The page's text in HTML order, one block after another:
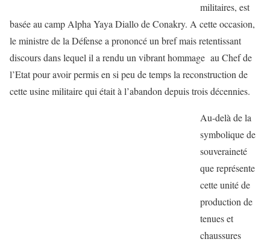
militaires, est
basée au camp Alpha Yaya Diallo de Conakry. A cette occasion,
le ministre de la Défense a prononcé un bref mais retentissant
discours dans lequel il a rendu un vibrant hommage au Chef de
l’Etat pour avoir permis en si peu de temps la reconstruction de
cette usine militaire qui était à l’abandon depuis trois décennies.
Au-delà de la
symbolique de
souveraineté
que représente
cette unité de
production de
tenues et
chaussures